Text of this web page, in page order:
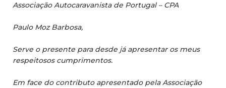
Associação Autocaravanista de Portugal – CPA
Paulo Moz Barbosa,
Serve o presente para desde já apresentar os meus
respeitosos cumprimentos.
Em face do contributo apresentado pela Associação